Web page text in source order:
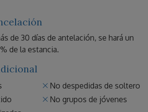
de 30 días de antelación, se hará un
de la estancia.
No despedidas de soltero
No grupos de jóvenes